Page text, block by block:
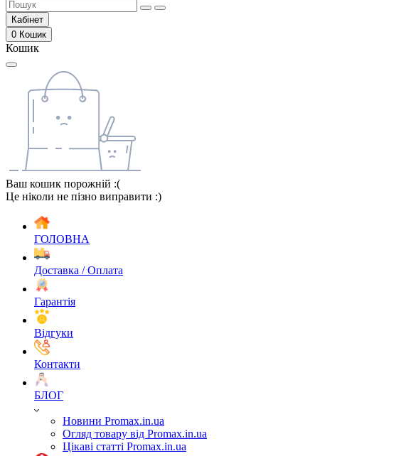
Кабінет
0 Кошик
Кошик
Ваш кошик порожній :(
Це ніколи не пізно виправити :)
ГОЛОВНА
Доставка / Оплата
Гарантія
Відгуки
Контакти
БЛОГ
Новини Promax.in.ua
Огляд товару від Promax.in.ua
Цікаві статті Promax.in.ua